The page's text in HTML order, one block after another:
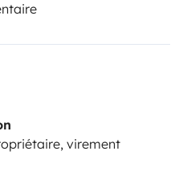
virement